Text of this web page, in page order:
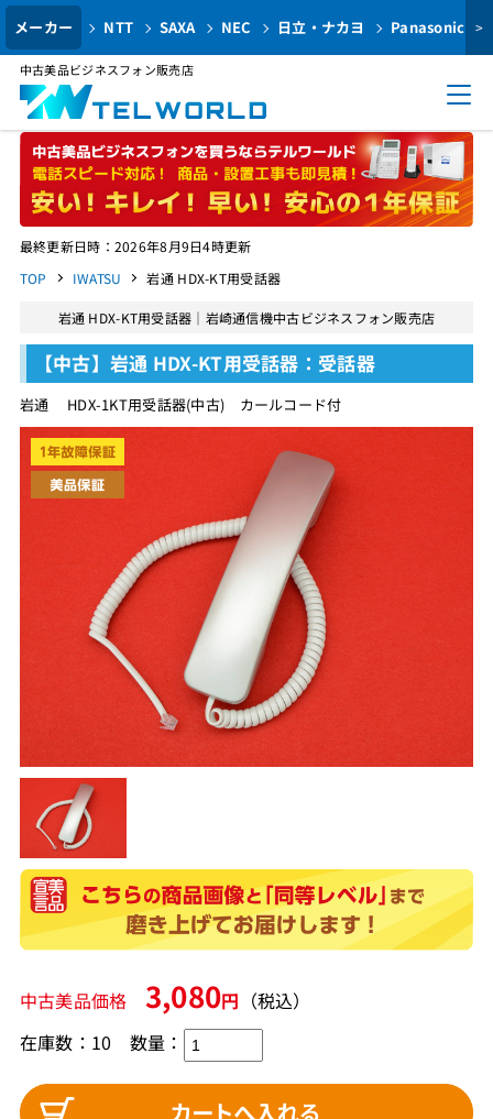
メーカー NTT SAXA NEC 日立・ナカヨ Panasonic >
中古美品ビジネスフォン販売店
最終更新日時：2026年8月9日4時更新
TOP
IWATSU 岩通 HDX-KT用受話器
岩通 HDX-KT用受話器｜岩崎通信機中古ビジネスフォン販売店
【中古】岩通 HDX-KT用受話器：受話器
岩通 HDX-1KT用受話器(中古) カールコード付
中古美品価格 3,080円 （税込）
在庫数：10 数量：